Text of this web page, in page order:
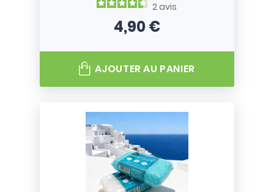
2avis
Prix
4,90 €
AJOUTER AU PANIER